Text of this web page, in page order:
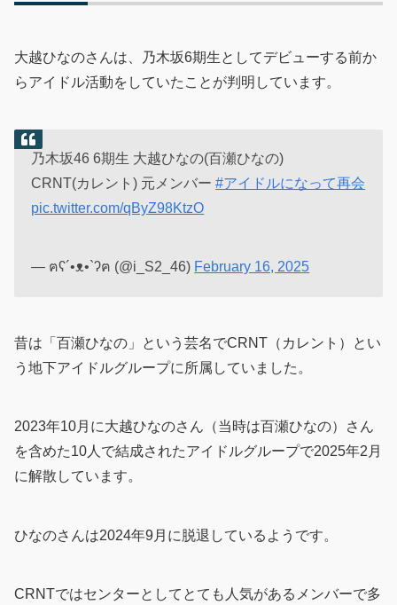
大越ひなのさんは、乃木坂6期生としてデビューする前か
らアイドル活動をしていたことが判明しています。
乃木坂46 6期生 大越ひなの(百瀬ひなの)
CRNT(カレント) 元メンバー#アイドルになって再会
pic.twitter.com/qByZ98KtzO
— ฅʕ´•ᴥ•`ʔฅ (@i_S2_46) February 16, 2025
昔は「百瀬ひなの」という芸名でCRNT（カレント）とい
う地下アイドルグループに所属していました。
2023年10月に大越ひなのさん（当時は百瀬ひなの）さん
を含めた10人で結成されたアイドルグループで2025年2月
に解散しています。
ひなのさんは2024年9月に脱退しているようです。
CRNTではセンターとしてとても人気があるメンバーで多